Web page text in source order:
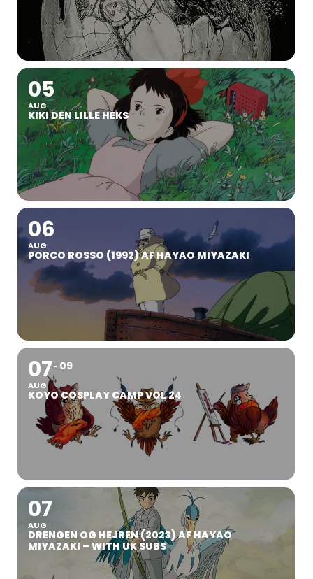
05
AUG
KIKI DEN LILLE HEKS
06
AUG
PORCO ROSSO (1992) AF HAYAO MIYAZAKI
07
AUG
09
KOYO COSPLAY CAMP VOL 24
07
AUG
DRENGEN OG HEJREN (2023) AF HAYAO
MIYAZAKI – WITH UK SUBS